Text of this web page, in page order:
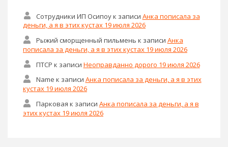
Сотрудники ИП Осипоук записи Анка пописала за
деньги, а я в этих кустах 19 июля 2026
Рыжий сморщенный пильмень к записи Анка
пописала за деньги, а я в этих кустах 19 июля 2026
ПТСР к записи Неоправданно дорого 19 июля 2026
Name к записи Анка пописала за деньги, а я в этих
кустах 19 июля 2026
Парковая к записи Анка пописала за деньги, а я в
этих кустах 19 июля 2026